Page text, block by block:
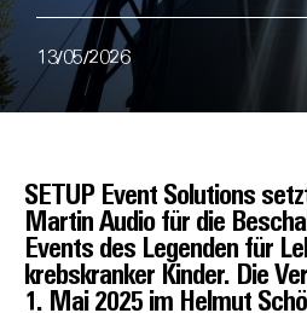
13/05/2026
SETUP Event Solutions
Martin Audio für die
Events des Legenden für
krebskranker Kinder. Die
1. Mai 2025 im Helmut